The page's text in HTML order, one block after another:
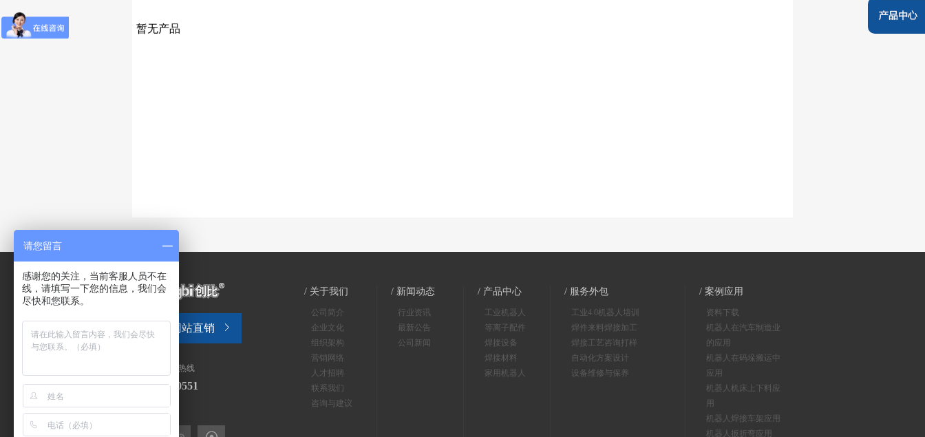
暂无产品
网站直销
全国售后服务热线
0571-28130551
关注我们
/ 关于我们
公司简介
企业文化
组织架构
营销网络
人才招聘
联系我们
咨询与建议
/ 新闻动态
行业资讯
最新公告
公司新闻
/ 产品中心
工业机器人
等离子配件
焊接设备
焊接材料
家用机器人
/ 服务外包
工业4.0机器人培训
焊件来料焊接加工
焊接工艺咨询打样
自动化方案设计
设备维修与保养
/ 案例应用
资料下载
机器人在汽车制造业
的应用
机器人在码垛搬运中
应用
机器人机床上下料应
用
机器人焊接车架应用
机器人扳折弯应用
请您留言
感谢您的关注，当前客服人员不在
线，请填写一下您的信息，我们会
尽快和您联系。